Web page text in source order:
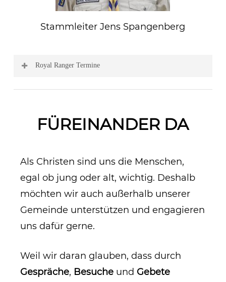
Stammleiter Jens Spangenberg
Royal Ranger Termine
FÜREINANDER DA
Als Christen sind uns die Menschen,
egal ob jung oder alt, wichtig. Deshalb
möchten wir auch außerhalb unserer
Gemeinde unterstützen und engagieren
uns dafür gerne.
Weil wir daran glauben, dass durch
Gespräche, Besuche und Gebete